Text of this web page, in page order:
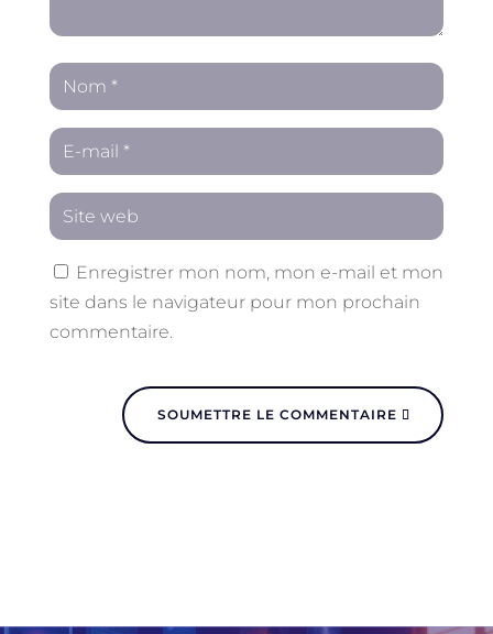
Enregistrer mon nom, mon e-mail et mon
site dans le navigateur pour mon prochain
commentaire.
SOUMETTRE LE COMMENTAIRE